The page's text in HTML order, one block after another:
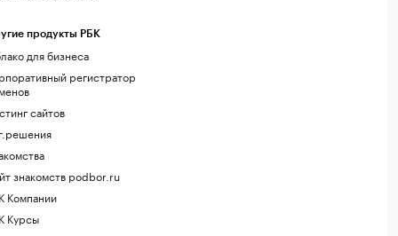
продукты РБК
для бизнеса
регистратор
сайтов
знакомств podbor.ru
Компании
Курсы